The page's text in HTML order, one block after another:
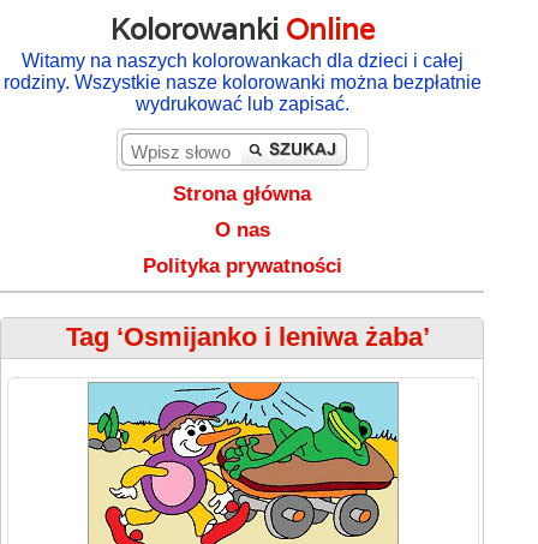
Kolorowanki Online
Witamy na naszych kolorowankach dla dzieci i całej
rodziny. Wszystkie nasze kolorowanki można bezpłatnie
wydrukować lub zapisać.
Strona główna
O nas
Polityka prywatności
Tag ‘Osmijanko i leniwa żaba’